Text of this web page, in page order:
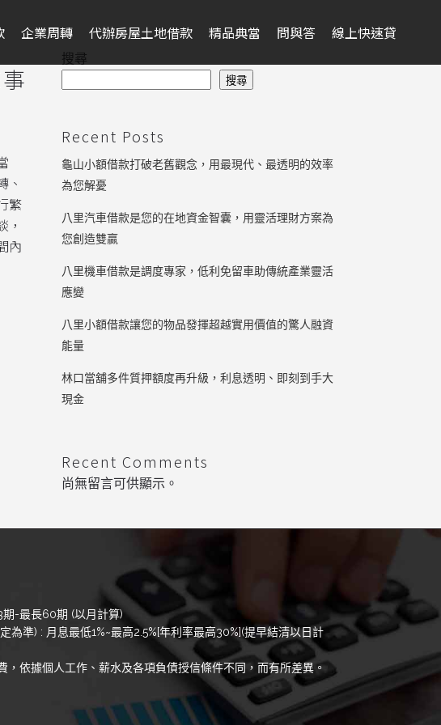
企業周轉 代辦房屋土地借款 精品典當 問與答 線上快速貸
、
繁
內
搜尋
搜尋
Recent Posts
龜山小額借款打破老舊觀念，用最現代、最透明的效率
為您解憂
八里汽車借款是您的在地資金智囊，用靈活理財方案為
您創造雙贏
八里機車借款是調度專家，低利免留車助傳統產業靈活
應變
八里小額借款讓您的物品發揮超越實用價值的驚人融資
能量
林口當舖多件質押額度再升級，利息透明、即刻到手大
現金
Recent Comments
尚無留言可供顯示。
-最長60期 (以月計算)
為準) : 月息最低1%~最高2.5%[年利率最高30%](提早結清以日計
，依據個人工作、薪水及各項負債授信條件不同，而有所差異。